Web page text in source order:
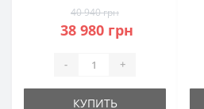
40 940 грн
38 980 грн
- +
КУПИТЬ